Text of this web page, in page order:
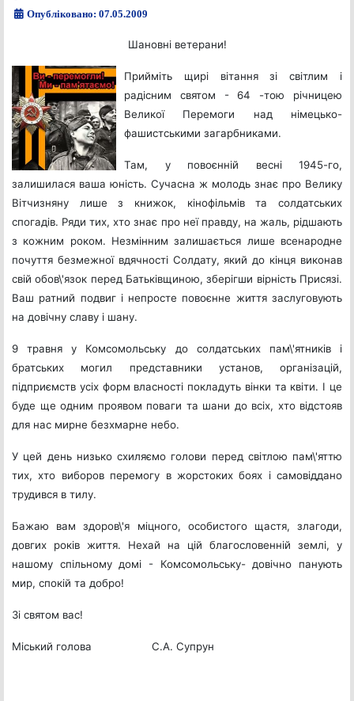
Опубліковано: 07.05.2009
Шановні ветерани!
Прийміть щирі вітання зі світлим і
радісним святом - 64 -тою річницею
Великої Перемоги над німецько-
фашистськими загарбниками.
Там, у повоєнній весні 1945-го,
залишилася ваша юність. Сучасна ж молодь знає про Велику
Вітчизняну лише з книжок, кінофільмів та солдатських
спогадів. Ряди тих, хто знає про неї правду, на жаль, рідшають
з кожним роком. Незмінним залишається лише всенародне
почуття безмежної вдячності Солдату, який до кінця виконав
свій обов\'язок перед Батьківщиною, зберігши вірність Присязі.
Ваш ратний подвиг і непросте повоєнне життя заслуговують
на довічну славу і шану.
9 травня у Комсомольську до солдатських пам\'ятників і
братських могил представники установ, організацій,
підприємств усіх форм власності покладуть вінки та квіти. І це
буде ще одним проявом поваги та шани до всіх, хто відстояв
для нас мирне безхмарне небо.
У цей день низько схиляємо голови перед світлою пам\'яттю
тих, хто виборов перемогу в жорстоких боях і самовіддано
трудився в тилу.
Бажаю вам здоров\'я міцного, особистого щастя, злагоди,
довгих років життя. Нехай на цій благословенній землі, у
нашому спільному домі - Комсомольську- довічно панують
мир, спокій та добро!
Зі святом вас!
Міський голова С.А. Супрун